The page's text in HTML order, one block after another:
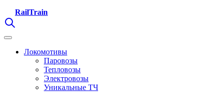
RailTrain
Локомотивы
Паровозы
Тепловозы
Электровозы
Уникальные ТЧ